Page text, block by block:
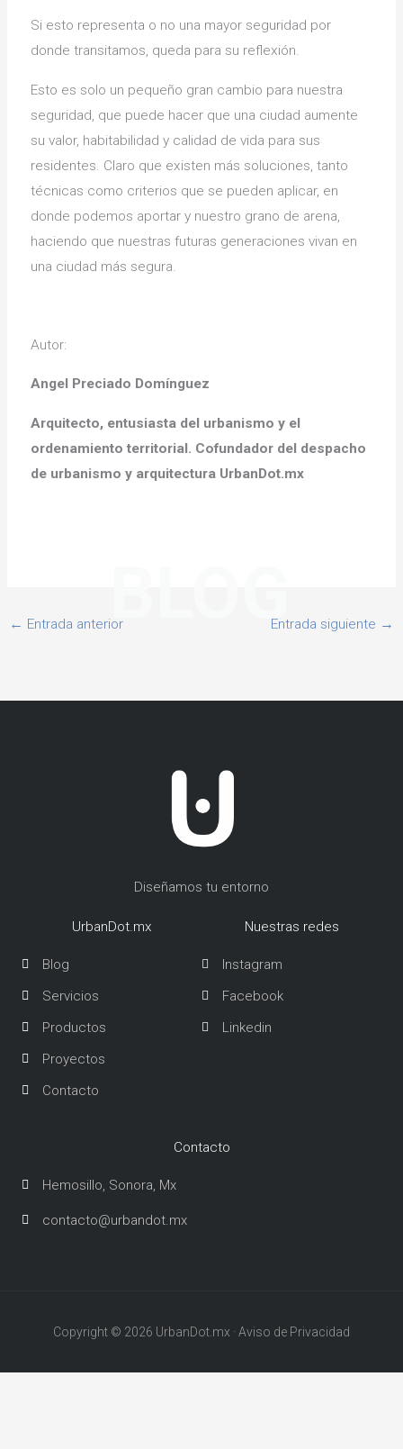
Si esto representa o no una mayor seguridad por
donde transitamos, queda para su reflexión.
Esto es solo un pequeño gran cambio para nuestra
seguridad, que puede hacer que una ciudad aumente
su valor, habitabilidad y calidad de vida para sus
residentes. Claro que existen más soluciones, tanto
técnicas como criterios que se pueden aplicar, en
donde podemos aportar y nuestro grano de arena,
haciendo que nuestras futuras generaciones vivan en
una ciudad más segura.
Autor:
Angel Preciado Domínguez
Arquitecto, entusiasta del urbanismo y el
ordenamiento territorial. Cofundador del despacho
de urbanismo y arquitectura UrbanDot.mx
← Entrada anterior Entrada siguiente →
Diseñamos tu entorno
UrbanDot.mx
Blog
Servicios
Productos
Proyectos
Contacto
Nuestras redes
Instagram
Facebook
Linkedin
Contacto
Hemosillo, Sonora, Mx
contacto@urbandot.mx
Copyright © 2026 UrbanDot.mx · Aviso de Privacidad